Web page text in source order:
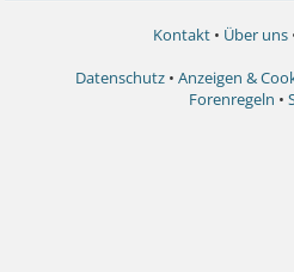
Kontakt • Über uns
Datenschutz • Anzeigen &
Forenregeln •